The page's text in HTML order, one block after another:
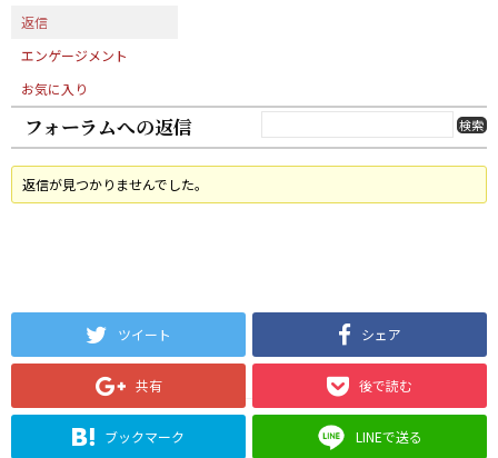
返信
エンゲージメント
お気に入り
フォーラムへの返信
返信が見つかりませんでした。
ツイート シェア
共有 後で読む
ブックマーク LINEで送る